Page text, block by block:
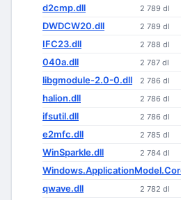
d2cmp.dll 2 789 dl
DWDCW20.dll 2 789 dl
IFC23.dll 2 788 dl
040a.dll 2 787 dl
libgmodule-2.0-0.dll 2 786 dl
halion.dll 2 786 dl
ifsutil.dll 2 786 dl
e2mfc.dll 2 785 dl
WinSparkle.dll 2 784 dl
qwave.dll 2 782 dl